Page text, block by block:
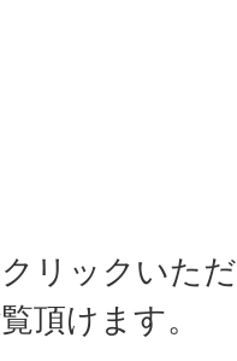
リックいた
頂けます。